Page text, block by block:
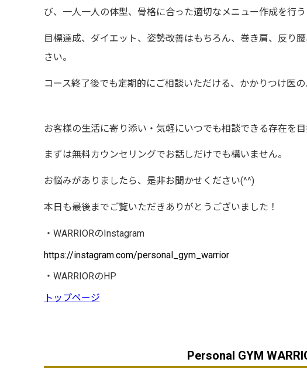
び、一人一人の体型、骨格に合った適切なメニュー作成を行う
目標達成、ダイエット、姿勢改善はもちろん、巻き肩、反り
さい。
コース終了後でも定期的にご相談いただける、かかりつけ医
お客様の生活に寄り添い・気軽にいつでも相談できる存在を目
まずは無料カウンセリングでお話しだけでも構いません。
お悩みがありましたら、是非お聞かせください(^^)
本日も最後までご覧いただきありがとうございました！
・WARRIORのInstagram
https://instagram.com/personal_gym_warrior
・WARRIORのHP
トップページ
Personal GYM